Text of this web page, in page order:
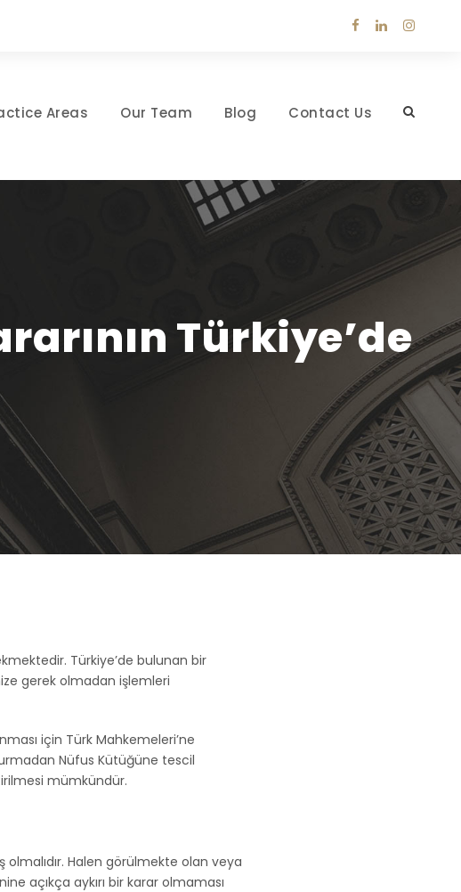
Areas Our Team Blog Contact Us
Türkiye’de
Türkiye’de bulunan bir
gerek olmadan işlemleri
için Türk Mahkemeleri’ne
Nüfus Kütüğüne tescil
mümkündür.
Halen görülmekte olan veya
açıkça aykırı bir karar olmaması